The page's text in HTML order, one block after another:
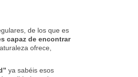
de los que es
capaz de encontrar
ofrece,
ya sabéis esos